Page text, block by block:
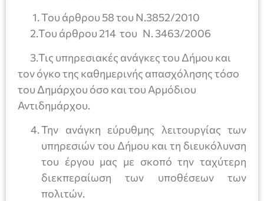
Του άρθρου 58 του Ν.3852/2010
2.Του άρθρου 214 του Ν. 3463/2006
3.Τις υπηρεσιακές ανάγκες του Δήμου και
τον όγκο της καθημερινής απασχόλησης τόσο
του Δημάρχου όσο και του Αρμόδιου
Αντιδημάρχου.
Την ανάγκη εύρυθμης λειτουργίας των
υπηρεσιών του Δήμου και τη διευκόλυνση
του έργου μας με σκοπό την ταχύτερη
διεκπεραίωση των υποθέσεων των
πολιτών.